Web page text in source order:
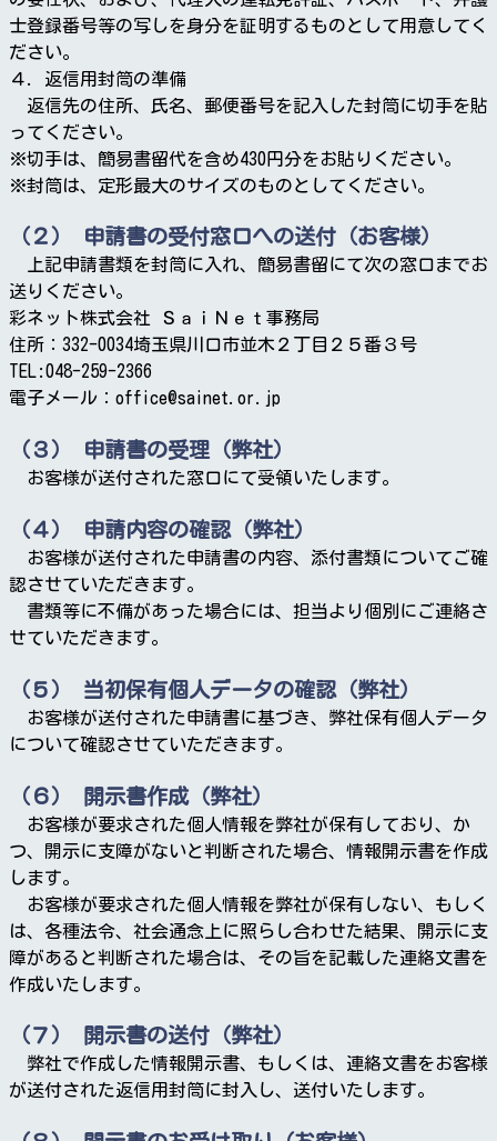
士登録番号等の写しを身分を証明するものとして用意してく
ださい。
４. 返信用封筒の準備
返信先の住所、氏名、郵便番号を記入した封筒に切手を貼
ってください。
※切手は、簡易書留代を含め430円分をお貼りください。
※封筒は、定形最大のサイズのものとしてください。
（２） 申請書の受付窓口への送付（お客様）
上記申請書類を封筒に入れ、簡易書留にて次の窓口までお
送りください。
彩ネット株式会社 ＳａｉＮｅｔ事務局
住所：332-0034埼玉県川口市並木２丁目２５番３号
TEL:048-259-2366
電子メール：office@sainet.or.jp
（３） 申請書の受理（弊社）
お客様が送付された窓口にて受領いたします。
（４） 申請内容の確認（弊社）
お客様が送付された申請書の内容、添付書類についてご確
認させていただきます。
書類等に不備があった場合には、担当より個別にご連絡さ
せていただきます。
（５） 当初保有個人データの確認（弊社）
お客様が送付された申請書に基づき、弊社保有個人データ
について確認させていただきます。
（６） 開示書作成（弊社）
お客様が要求された個人情報を弊社が保有しており、か
つ、開示に支障がないと判断された場合、情報開示書を作成
します。
お客様が要求された個人情報を弊社が保有しない、もしく
は、各種法令、社会通念上に照らし合わせた結果、開示に支
障があると判断された場合は、その旨を記載した連絡文書を
作成いたします。
（７） 開示書の送付（弊社）
弊社で作成した情報開示書、もしくは、連絡文書をお客様
が送付された返信用封筒に封入し、送付いたします。